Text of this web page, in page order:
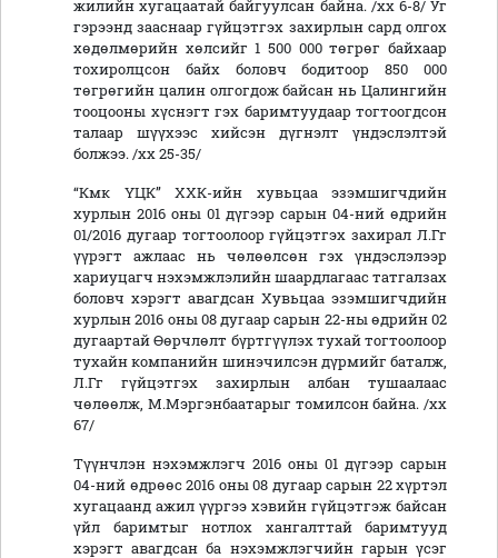
жилийн хугацаатай байгуулсан байна. /хх 6-8/ Уг
гэрээнд зааснаар гүйцэтгэх захирлын сард олгох
хөдөлмөрийн хөлсийг 1 500 000 төгрөг байхаар
тохиролцсон байх боловч бодитоор 850 000
төгрөгийн цалин олгогдож байсан нь Цалингийн
тооцооны хүснэгт гэх баримтуудаар тогтоогдсон
талаар шүүхээс хийсэн дүгнэлт үндэслэлтэй
болжээ. /хх 25-35/
“Кмк ҮЦК” ХХК-ийн хувьцаа эзэмшигчдийн
хурлын 2016 оны 01 дүгээр сарын 04-ний өдрийн
01/2016 дугаар тогтоолоор гүйцэтгэх захирал Л.Гг
үүрэгт ажлаас нь чөлөөлсөн гэх үндэслэлээр
хариуцагч нэхэмжлэлийн шаардлагаас татгалзах
боловч хэрэгт авагдсан Хувьцаа эзэмшигчдийн
хурлын 2016 оны 08 дугаар сарын 22-ны өдрийн 02
дугаартай Өөрчлөлт бүртгүүлэх тухай тогтоолоор
тухайн компанийн шинэчилсэн дүрмийг баталж,
Л.Гг гүйцэтгэх захирлын албан тушаалаас
чөлөөлж, М.Мэргэнбаатарыг томилсон байна. /хх
67/
Түүнчлэн нэхэмжлэгч 2016 оны 01 дүгээр сарын
04-ний өдрөөс 2016 оны 08 дугаар сарын 22 хүртэл
хугацаанд ажил үүргээ хэвийн гүйцэтгэж байсан
үйл баримтыг нотлох хангалттай баримтууд
хэрэгт авагдсан ба нэхэмжлэгчийн гарын үсэг